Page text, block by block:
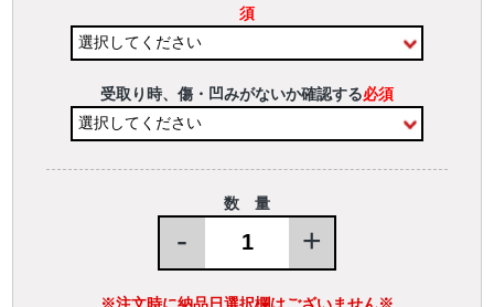
須
受取り時、傷・凹みがないか確認する必須
数 量
- +
※注文時に納品日選択欄はございません※